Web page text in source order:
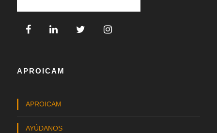
APROICAM
APROICAM
AYÚDANOS